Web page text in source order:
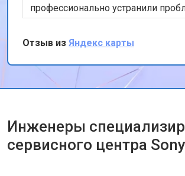
профессионально устранили
теперь мой телевизор работает
Особенно порадовало, что ремонт
выполнен в тот же день. Спасибо
работу!
Отзыв из Яндекс карты
Инженеры
сервисного центра Sony